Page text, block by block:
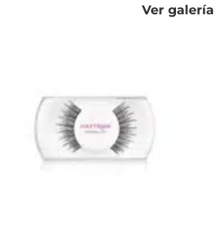
Ver galería